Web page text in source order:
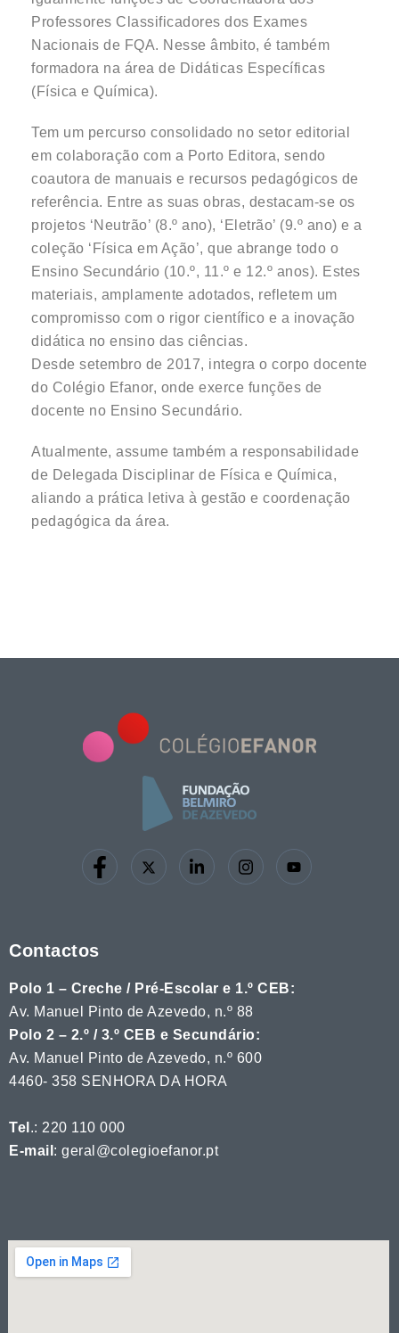
Professores Classificadores dos Exames
Nacionais de FQA. Nesse âmbito, é também
formadora na área de Didáticas Específicas
(Física e Química).
Tem um percurso consolidado no setor editorial
em colaboração com a Porto Editora, sendo
coautora de manuais e recursos pedagógicos de
referência. Entre as suas obras, destacam-se os
projetos ‘Neutrão’ (8.º ano), ‘Eletrão’ (9.º ano) e a
coleção ‘Física em Ação’, que abrange todo o
Ensino Secundário (10.º, 11.º e 12.º anos). Estes
materiais, amplamente adotados, refletem um
compromisso com o rigor científico e a inovação
didática no ensino das ciências.
Desde setembro de 2017, integra o corpo docente
do Colégio Efanor, onde exerce funções de
docente no Ensino Secundário.
Atualmente, assume também a responsabilidade
de Delegada Disciplinar de Física e Química,
aliando a prática letiva à gestão e coordenação
pedagógica da área.
Contactos
Polo 1 – Creche / Pré-Escolar e 1.º CEB:
Av. Manuel Pinto de Azevedo, n.º 88
Polo 2 – 2.º / 3.º CEB e Secundário:
Av. Manuel Pinto de Azevedo, n.º 600
4460- 358 SENHORA DA HORA
Tel .: 220 110 000
E-mail : geral@colegioefanor.pt